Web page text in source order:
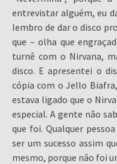
entrevistar alguém, eu
lembro de dar o disco
que – olha que
turnê com o Nirvana,
disco. E apresentei o
cópia com o Jello
estava ligado que o
especial. A gente não
que foi. Qualquer
ser um sucesso assim
mesmo, porque não foi